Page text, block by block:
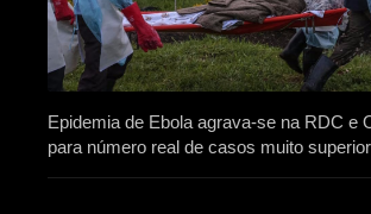
Epidemia de Ebola agrava-se na RDC e
para número real de casos muito